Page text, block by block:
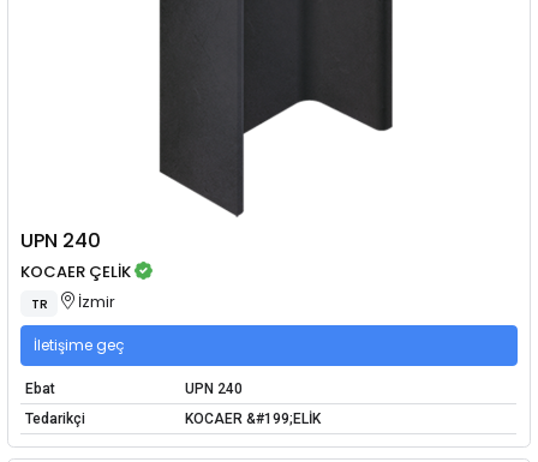
UPN 240
KOCAER ÇELİK
TR İzmir
İletişime geç
Ebat
UPN 240
Tedarikçi
KOCAER &#199;ELİK